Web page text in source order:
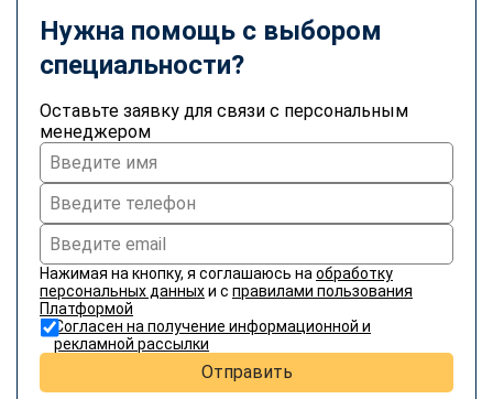
Нужна помощь с выбором
специальности?
Оставьте заявку для связи с персональным
менеджером
Нажимая на кнопку, я соглашаюсь на обработку
персональных данныхи с правилами пользования
Платформой
Согласен на получение информационной и
рекламной рассылки
Отправить